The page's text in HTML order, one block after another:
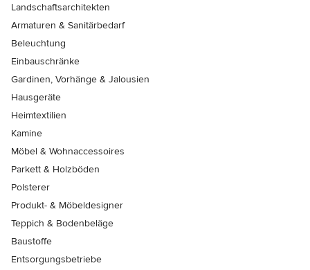
Landschaftsarchitekten
Armaturen & Sanitärbedarf
Beleuchtung
Einbauschränke
Gardinen, Vorhänge & Jalousien
Hausgeräte
Heimtextilien
Kamine
Möbel & Wohnaccessoires
Parkett & Holzböden
Polsterer
Produkt- & Möbeldesigner
Teppich & Bodenbeläge
Baustoffe
Entsorgungsbetriebe